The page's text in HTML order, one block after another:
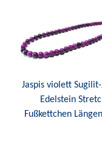
Jaspis violett Sugilit-
Edelstein
Fußkettchen